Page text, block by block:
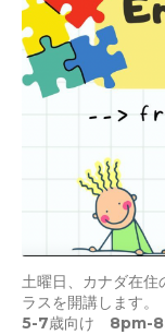
土曜日、カナダ在
ラスを開講します。
5-7歳向け 8pm-